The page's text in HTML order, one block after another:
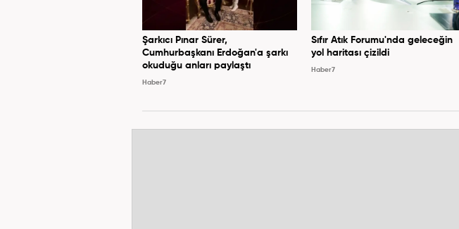
Şarkıcı Pınar Sürer,
Cumhurbaşkanı Erdoğan'a şarkı
okuduğu anları paylaştı
Haber7
Sıfır Atık Forumu'nda geleceğin
yol haritası çizildi
Haber7